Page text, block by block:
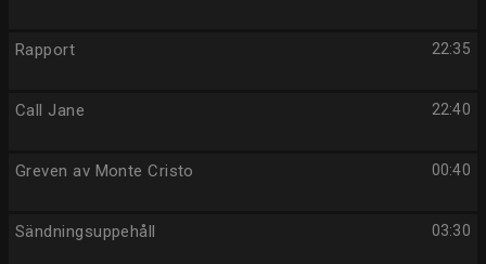
22:35
Rapport
22:40
Call Jane
00:40
Greven av Monte Cristo
03:30
Sändningsuppehåll